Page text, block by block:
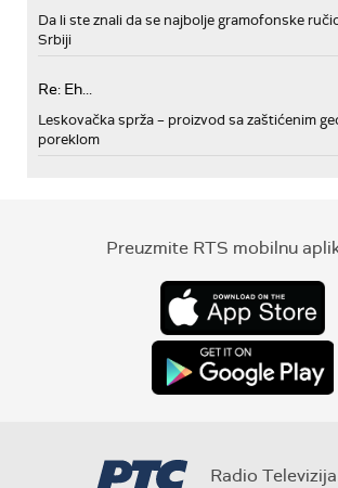
Da li ste znali da se najbolje gramofonske
Srbiji
Re: Eh...
Leskovačka sprža – proizvod sa zaštićenim
poreklom
Preuzmite RTS mobilnu
Radio